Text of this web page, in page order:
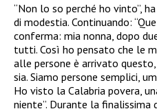
“Non lo so perché ho vinto”,
di modestia. Continuando:
conferma: mia nonna, dopo
tutti. Così ho pensato che le
alle persone è arrivato
sia. Siamo persone semplici,
Ho visto la Calabria povera,
niente”. Durante la